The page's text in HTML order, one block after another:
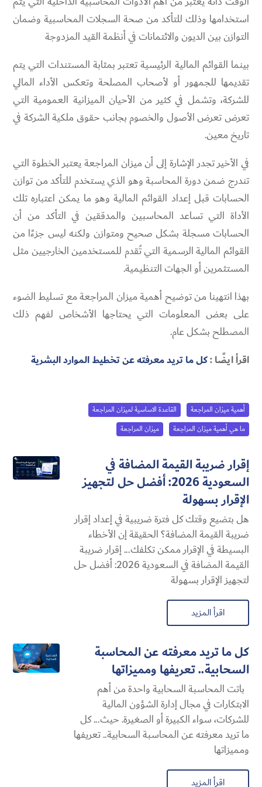
استخدامها وذلك للتأكد من صحة السجلات المحاسبية وضمان
التوازن بين الديون والائتمانات في أنظمة القيد المزدوجة
بينما القوائم المالية الرئيسية تعتبر بمثابة المستندات التي يتم
تقديمها للجمهور أو لأصحاب المصلحة وتعكس الأداء المالي
للشركة، وتشمل في كثير من الأحيان الميزانية العمومية التي
تعرض تعرض الأصول والخصوم بجانب حقوق ملكية الشركة في
تاريخ معين.
في الأخير تجدر الإشارة إلى أن ميزان المراجعة يعتبر الخطوة التي
تندرج ضمن دورة المحاسبة وهو الذي يستخدم للتأكد من توازن
الحسابات قبل إعداد القوائم المالية وهو ما يمكن اعتباره تلك
الأداة التي تساعد المحاسبين والمدققين في التأكد من أن
الحسابات مسجلة بشكل صحيح ومتوازن ولكنه ليس جزءًا من
القوائم المالية الرسمية التي تُقدم للمستخدمين الخارجيين مثل
المستثمرين أو الجهات التنظيمية.
بهذا انتهينا من توضيح أهمية ميزان المراجعة مع تسليط الضوء
على بعض المعلومات التي يحتاجها الأشخاص لفهم ذلك
المصطلح بشكل عام.
اقرأ ايضًا :كل ما تريد معرفته عن تخطيط الموارد البشرية
أهمية ميزان المراجعة
القاعدة الاساسية لميزان المراجعة
ما هي أهمية ميزان المراجعة
ميزان المراجعة
إقرار ضريبة القيمة المضافة في
السعودية 2026: أفضل حل لتجهيز
الإقرار بسهولة
هل بتضيع وقتك كل فترة ضريبية في إعداد إقرار
ضريبة القيمة المضافة؟ الحقيقة إن الأخطاء
البسيطة في الإقرار ممكن تكلفك... إقرار ضريبة
القيمة المضافة في السعودية 2026: أفضل حل
لتجهيز الإقرار بسهولة
اقرأ المزيد
كل ما تريد معرفته عن المحاسبة
السحابية​.. تعريفها ومميزاتها
باتت المحاسبة السحابية​ واحدة من أهم
الابتكارات في مجال إدارة الشؤون المالية
للشركات، سواء الكبيرة أو الصغيرة. حيث... كل
ما تريد معرفته عن المحاسبة السحابية​.. تعريفها
ومميزاتها
اقرأ المزيد